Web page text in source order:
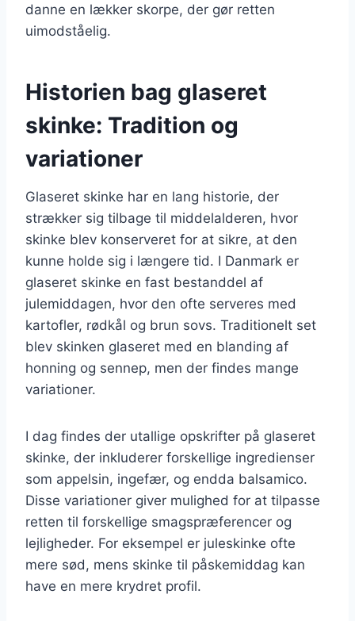
danne en lækker skorpe, der gør retten
uimodståelig.
Historien bag glaseret
skinke: Tradition og
variationer
Glaseret skinke har en lang historie, der
strækker sig tilbage til middelalderen, hvor
skinke blev konserveret for at sikre, at den
kunne holde sig i længere tid. I Danmark er
glaseret skinke en fast bestanddel af
julemiddagen, hvor den ofte serveres med
kartofler, rødkål og brun sovs. Traditionelt set
blev skinken glaseret med en blanding af
honning og sennep, men der findes mange
variationer.
I dag findes der utallige opskrifter på glaseret
skinke, der inkluderer forskellige ingredienser
som appelsin, ingefær, og endda balsamico.
Disse variationer giver mulighed for at tilpasse
retten til forskellige smagspræferencer og
lejligheder. For eksempel er juleskinke ofte
mere sød, mens skinke til påskemiddag kan
have en mere krydret profil.